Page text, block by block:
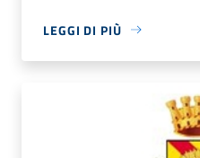
LEGGI DI PIÙ